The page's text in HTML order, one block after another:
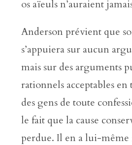
os aïeuls n’auraient
Anderson prévient que
s’appuiera sur aucun
mais sur des arguments
rationnels acceptables
des gens de toute
le fait que la cause
perdue. Il en a lui-même